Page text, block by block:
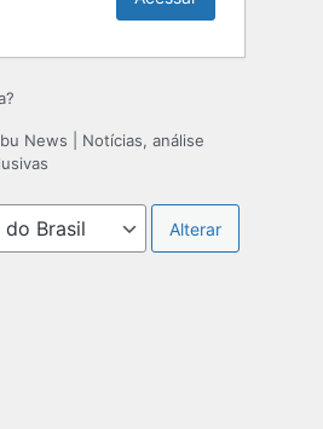
News | Notícias, análise